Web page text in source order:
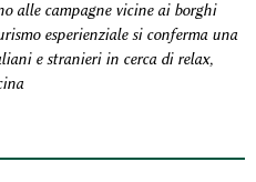
alle campagne vicine ai borghi
esperienziale si conferma una
e stranieri in cerca di relax,